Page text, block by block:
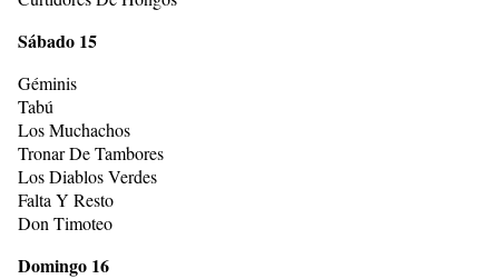
Sábado 15
Géminis
Tabú
Los Muchachos
Tronar De Tambores
Los Diablos Verdes
Falta Y Resto
Don Timoteo
Domingo 16